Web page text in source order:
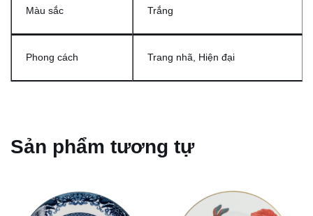
Màu sắc Trắng
Phong cách Trang nhã, Hiện đại
Sản phẩm tương tự